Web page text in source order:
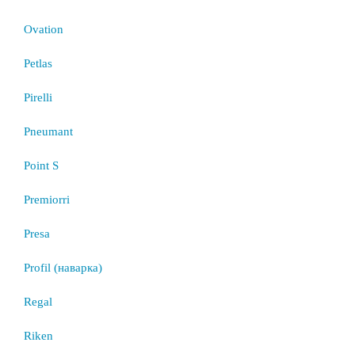
Ovation
Petlas
Pirelli
Pneumant
Point S
Premiorri
Presa
Profil (наварка)
Regal
Riken